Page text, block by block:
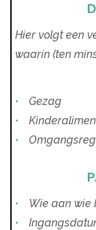
DE
Hier volgt een
waarin (ten
Gezag
Wie aan wie